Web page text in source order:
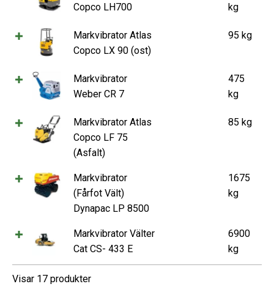
Copco LH700
kg
Markvibrator Atlas
Copco LX 90 (ost)
95 kg
Markvibrator
Weber CR 7
475
kg
Markvibrator Atlas
Copco LF 75
(Asfalt)
85 kg
Markvibrator
(Fårfot Vält)
Dynapac LP 8500
1675
kg
Markvibrator Välter
Cat CS- 433 E
6900
kg
Visar 17 produkter